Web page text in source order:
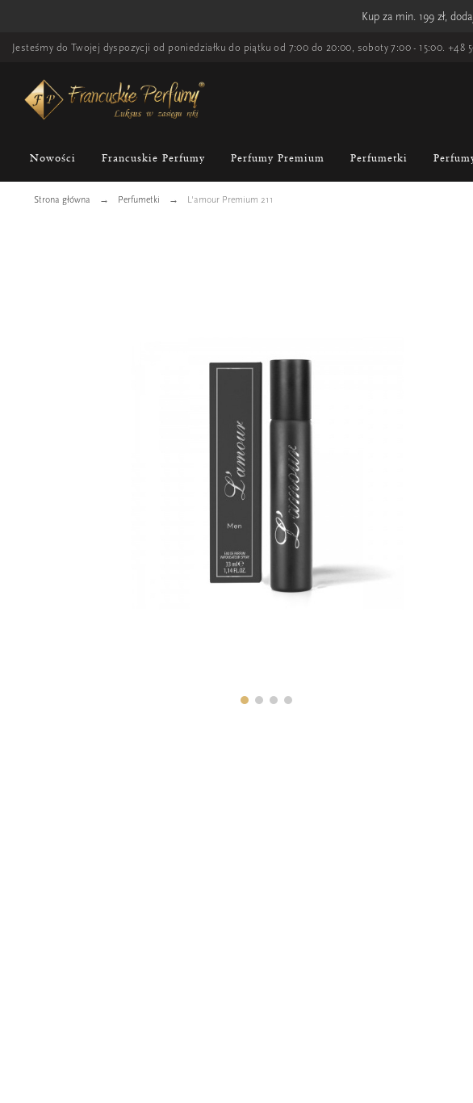
Kup za min. 199 zł,
Jesteśmy do Twojej dyspozycji od poniedziałku do piątku od 7:00 do 20:00, soboty 7:00 - 15:00. +48
Nowości Francuskie Perfumy Perfumy Premium Perfumetki
Strona główna Perfumetki L'amour Premium 211